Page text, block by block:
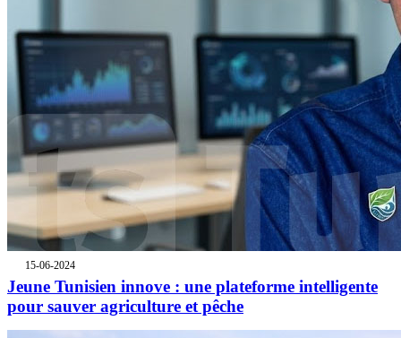
15-06-2024
Jeune Tunisien innove : une plateforme intelligente
pour sauver agriculture et pêche